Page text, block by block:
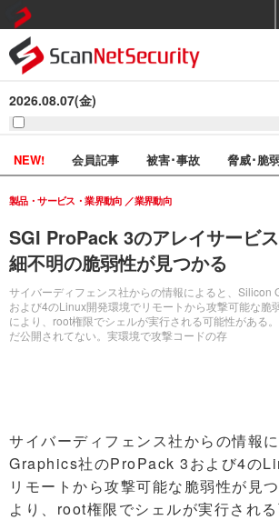
2026.08.07(金)
NEW! 会員記事 被害･事故 脅威･脆
SGI ProPack 3のアレイサービ
細不明の脆弱性が見つかる
サイバーディフェンス社からの情報によると、Silicon
および4のLinux開発環境でリモートから攻撃可能な脆
により、root権限でシェルが実行される可能性がある
だ公開されてない。実環境で攻撃コードの存
製品・サービス・業界動向 業界動向
サイバーディフェンス社からの情報
Graphics社のProPack 3および4の
リモートから攻撃可能な脆弱性が見
より、root権限でシェルが実行される